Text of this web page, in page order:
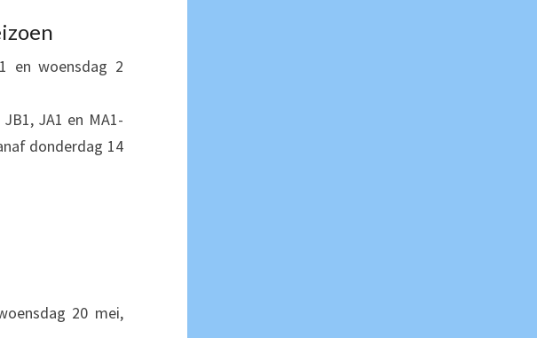
en woensdag 2
JA1 en MA1-
donderdag 14
20 mei,